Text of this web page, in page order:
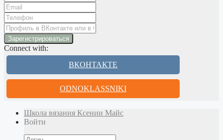
Connect with:
ВКОНТАКТЕ
ODNOKLASSNIKI
Школа вязания Ксении Майс
Войти